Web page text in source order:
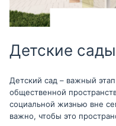
Детские сады
Детский сад – важный
общественной
социальной жизнью вне
важно, чтобы это